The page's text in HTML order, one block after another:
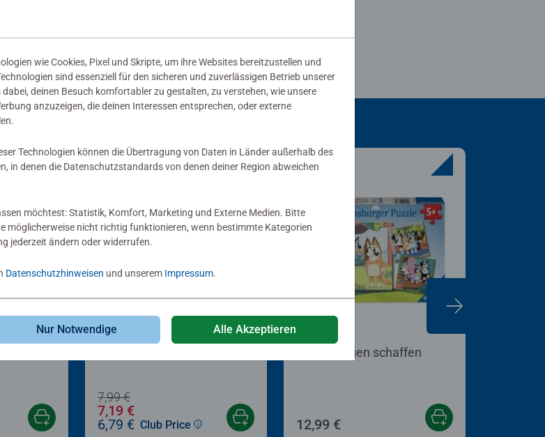
5,0 von 5 Sternen.
Kinderspiele
7,99 €
7,19 €
6,79 € Club Price
Erinnerungen schaffen
Kinderpuzzle
12,99 €
wie Cookies, Pixel und Skripte, um ihre Websites bereitzustellen und
sind essenziell für den sicheren und zuverlässigen Betrieb unserer
deinen Besuch komfortabler zu gestalten, zu verstehen, wie unsere
anzuzeigen, die deinen Interessen entsprechen, oder externe
Technologien können die Übertragung von Daten in Länder außerhalb des
in denen die Datenschutzstandards von denen deiner Region abweichen
möchtest: Statistik, Komfort, Marketing und Externe Medien. Bitte
möglicherweise nicht richtig funktionieren, wenn bestimmte Kategorien
jederzeit ändern oder widerrufen.
Datenschutzhinweisen und unserem Impressum.
Nur Notwendige Alle Akzeptieren